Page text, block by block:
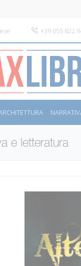
+39 055
e letteratura